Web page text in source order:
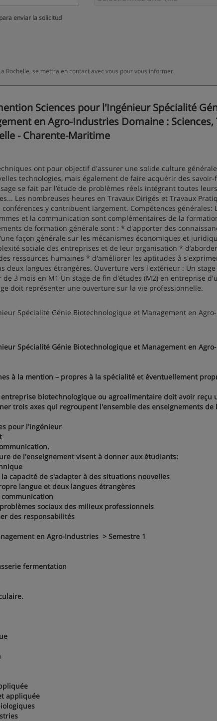
para enviar la solicitud
Rochelle, se mettra en contact avec vous pour vous informer.
Sciences pour l'Ingénieur Spécialité
en Agro-Industries Domaine : Sciences,
- Charente-Maritime
ont pour objectif d'assurer une solide culture
technologies, mais également de faire acquérir des
se fait par l’étude de problèmes réels intégrant toutes
Les nombreuses heures en Travaux Dirigés et Travaux
y contribuent largement. Compétences générales:
et la communication sont complémentaires de la
de formation générale sont : * d'apporter des
façon générale sur les mécanismes économiques et
sociale des entreprises et de leur organisation *
ressources humaines * d'améliorer les aptitudes à
deux langues étrangères. Ouverture vers l'extérieur : Un
3 mois en M1 Un stage de fin d'études (M2) en entreprise
doit représenter une ouverture sur la vie professionnelle.
Spécialité Génie Biotechnologique et Management en
Spécialité Génie Biotechnologique et Management en
à la mention – propres à la spécialité et éventuellement
entreprise biotechnologique ou agroalimentaire doit avoir reçu
trois axes qui regroupent l'ensemble des enseignements de
pour l'ingénieur
de l'enseignement visent à donner aux étudiants:
capacité de s'adapter à des situations nouvelles
langue et deux langues étrangères
sociaux des milieux professionnels
des responsabilités
en Agro-Industries > Semestre 1
fermentation
appliquée